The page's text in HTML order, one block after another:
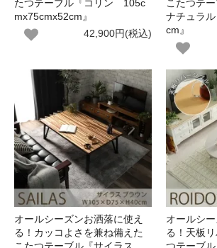
たつテーブル『コリン 105c
mx75cmx52cm』
42,900円(税込)
こたつテ
ナチュラ
cm』
オールシーズンお洒落に使え
る！カッコよさを兼ね備えた
オールシ
る！天板